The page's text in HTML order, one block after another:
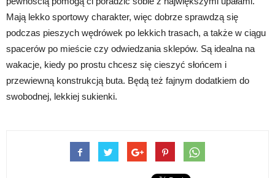
Mają lekko sportowy charakter, więc dobrze sprawdzą się
podczas pieszych wędrówek po lekkich trasach, a także w ciągu
spacerów po mieście czy odwiedzania sklepów. Są idealna na
wakacje, kiedy po prostu chcesz się cieszyć słońcem i
przewiewną konstrukcją buta. Będą też fajnym dodatkiem do
swobodnej, lekkiej sukienki.